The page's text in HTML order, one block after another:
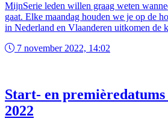
MijnSerie leden willen graag weten
gaat. Elke maandag houden we je op de
in Nederland en Vlaanderen uitkomen de
7 november 2022, 14:02
Start- en
2022